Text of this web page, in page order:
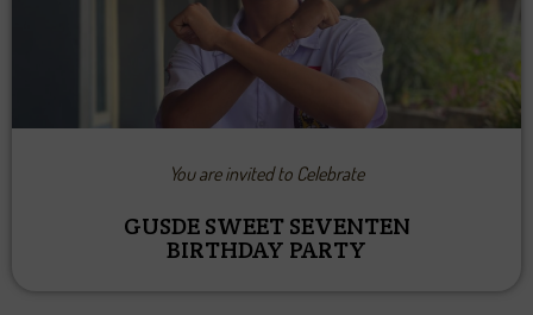
You are invited to Celebrate
GUSDE SWEET SEVENTEN
BIRTHDAY PARTY